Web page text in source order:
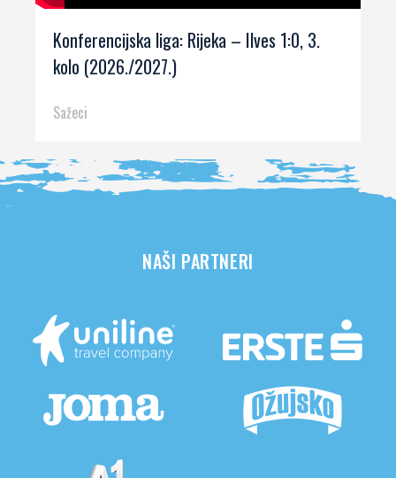
Konferencijska liga: Rijeka – Ilves 1:0, 3.
kolo (2026./2027.)
Sažeci
NAŠI PARTNERI